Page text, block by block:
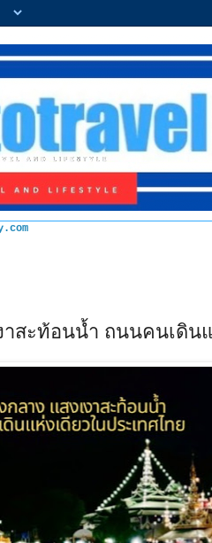
าสะท้อนน้ำ ถนนคนเดิน